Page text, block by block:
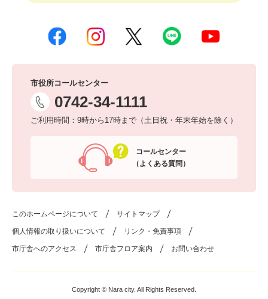
市役所コールセンター
0742-34-1111
ご利用時間：9時から17時まで（土日祝・年末年始を除く）
コールセンター
（よくある質問）
このホームページについて サイトマップ
個人情報の取り扱いについて リンク・免責事項
市庁舎へのアクセス 市庁舎フロア案内 お問い合わせ
Copyright © Nara city. All Rights Reserved.